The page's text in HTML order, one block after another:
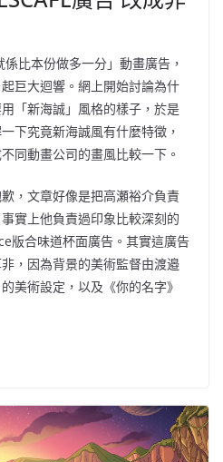
係比本份做多一分」動畫廣告，
巨大迴響。網上開始討論為什
「新海誠」風格的樣子，於是
下究竟新海誠風有什麼特徵，
同動畫公司的畫風比較一下。
，文章好像是把高瀬裕介負責
實上他負責過印象比較深刻的
版合味道杯面廣告。其實這廣告
，因為背景的美術監督由渡邉
美術設定，以及《你的名字》